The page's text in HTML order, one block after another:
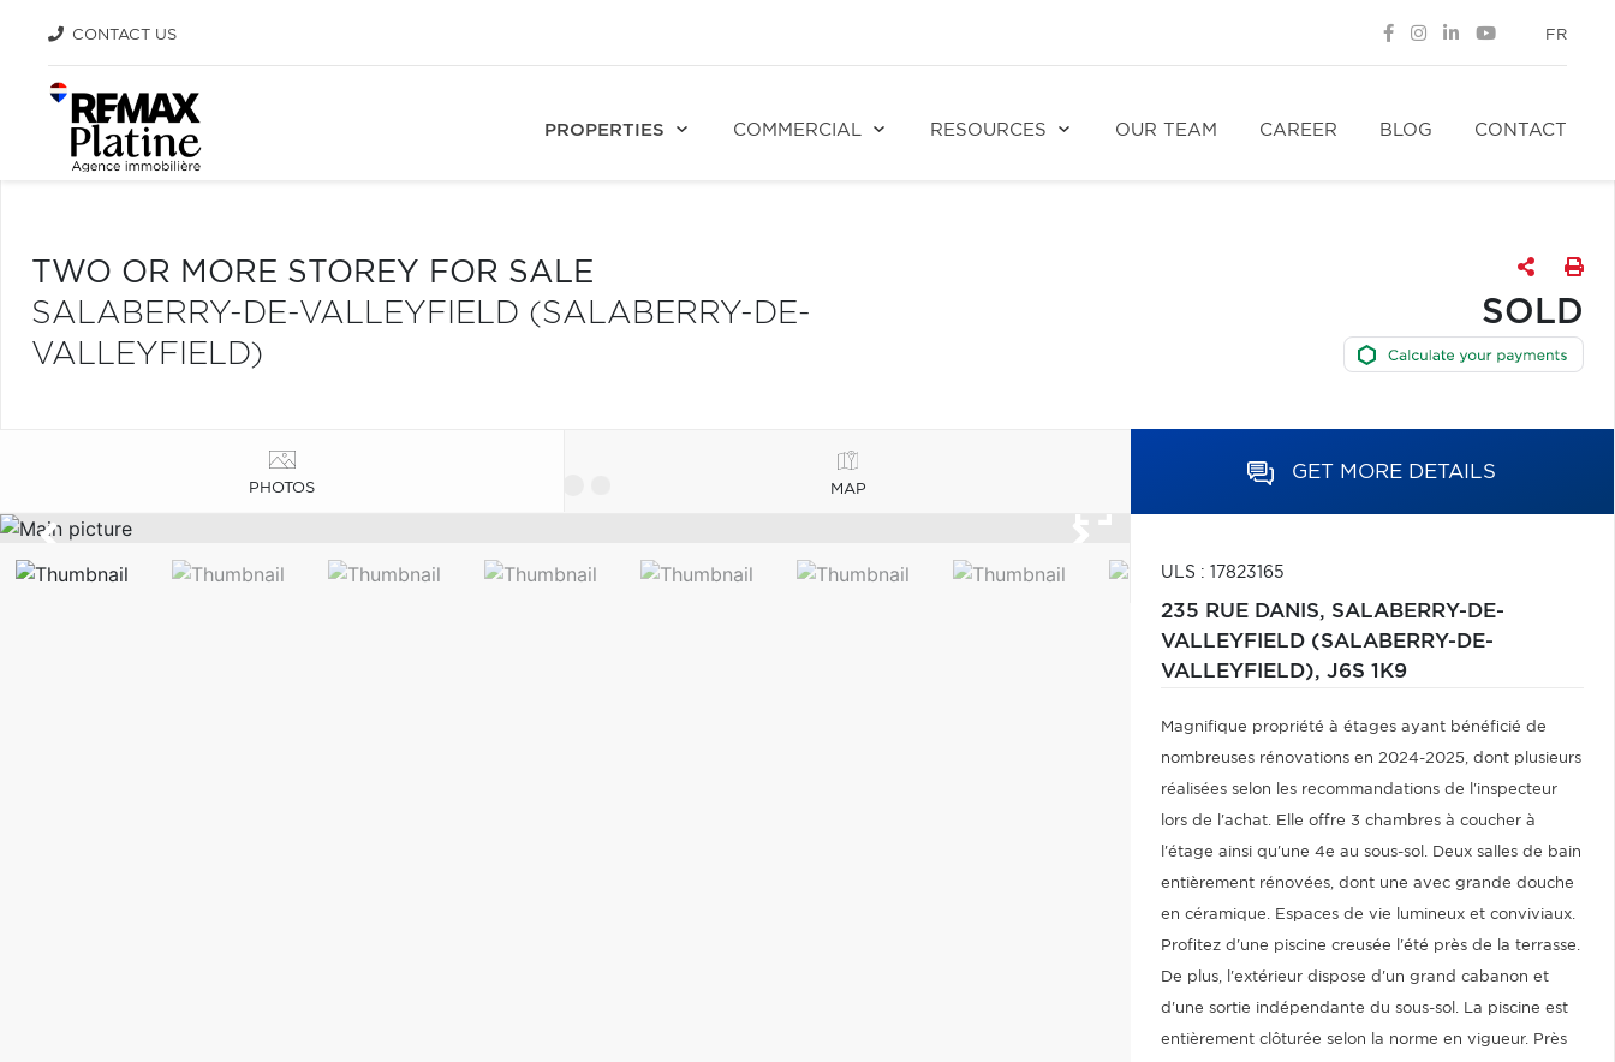
CONTACT US FR
PROPERTIES COMMERCIAL RESOURCES OUR TEAM CAREER BLOG CONTACT
TWO OR MORE STOREY FOR SALE
SALABERRY-DE-VALLEYFIELD (SALABERRY-DE-
VALLEYFIELD)
SOLD
PHOTOS MAP
GET MORE DETAILS
ULS : 17823165
235 RUE DANIS, SALABERRY-DE-
VALLEYFIELD (SALABERRY-DE-
VALLEYFIELD), J6S 1K9
Magnifique propriété à étages ayant bénéficié de
nombreuses rénovations en 2024-2025, dont plusieurs
réalisées selon les recommandations de l'inspecteur
lors de l'achat. Elle offre 3 chambres à coucher à
l'étage ainsi qu'une 4e au sous-sol. Deux salles de bain
entièrement rénovées, dont une avec grande douche
en céramique. Espaces de vie lumineux et conviviaux.
Profitez d'une piscine creusée l'été près de la terrasse.
De plus, l'extérieur dispose d'un grand cabanon et
d'une sortie indépendante du sous-sol. La piscine est
entièrement clôturée selon la norme en vigueur. Près